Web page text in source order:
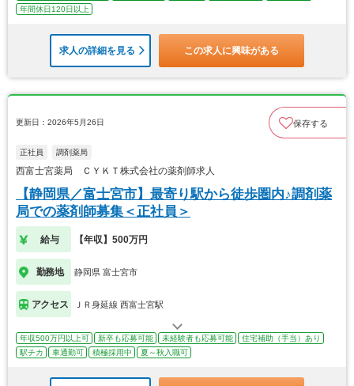
年間休日120日以上
求人の詳細を見る この求人に興味がある
更新日：2026年5月26日 保存する
正社員 調剤薬局
西富士宮薬局 ＣＹＫＴ株式会社の薬剤師求人
【静岡県／富士宮市】最寄り駅から徒歩圏内♪調剤薬
局での薬剤師募集＜正社員＞
給与 【年収】500万円
勤務地 静岡県 富士宮市
アクセス ＪＲ身延線 西富士宮駅
年収500万円以上可 新卒も応募可能 未経験者も応募可能
住宅補助（手当）あり
駅チカ
車通勤可 積極採用中 夏～秋入職可